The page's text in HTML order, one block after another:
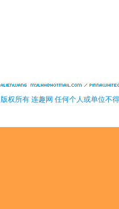
版权所有 连趣网 任何个人或单位不